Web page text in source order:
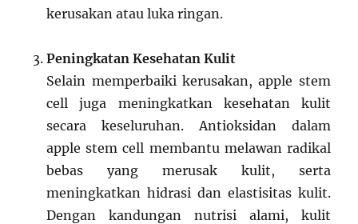
kerusakan atau luka ringan.
Peningkatan Kesehatan Kulit
Selain memperbaiki kerusakan, apple stem
cell juga meningkatkan kesehatan kulit
secara keseluruhan. Antioksidan dalam
apple stem cell membantu melawan radikal
bebas yang merusak kulit, serta
meningkatkan hidrasi dan elastisitas kulit.
Dengan kandungan nutrisi alami, kulit